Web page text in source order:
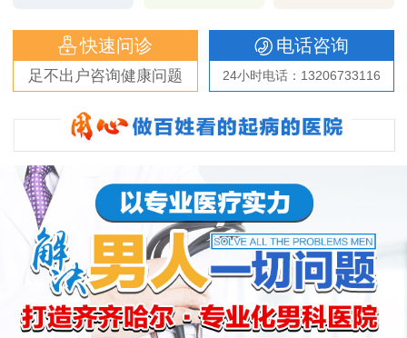
快速问诊
足不出户咨询健康问题
电话咨询
24小时电话：13206733116